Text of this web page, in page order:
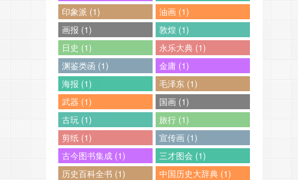
印象派 (1)
油画 (1)
画报 (1)
敦煌 (1)
日史 (1)
永乐大典 (1)
渊鉴类函 (1)
金庸 (1)
海报 (1)
毛泽东 (1)
武器 (1)
国画 (1)
古玩 (1)
旅行 (1)
剪纸 (1)
宣传画 (1)
古今图书集成 (1)
三才图会 (1)
历史百科全书 (1)
中国历史大辞典 (1)